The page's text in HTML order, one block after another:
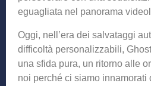
eguagliata nel panorama
Oggi, nell’era dei salvataggi
difficoltà personalizzabili,
una sfida pura, un ritorno alle
noi perché ci siamo innamorati